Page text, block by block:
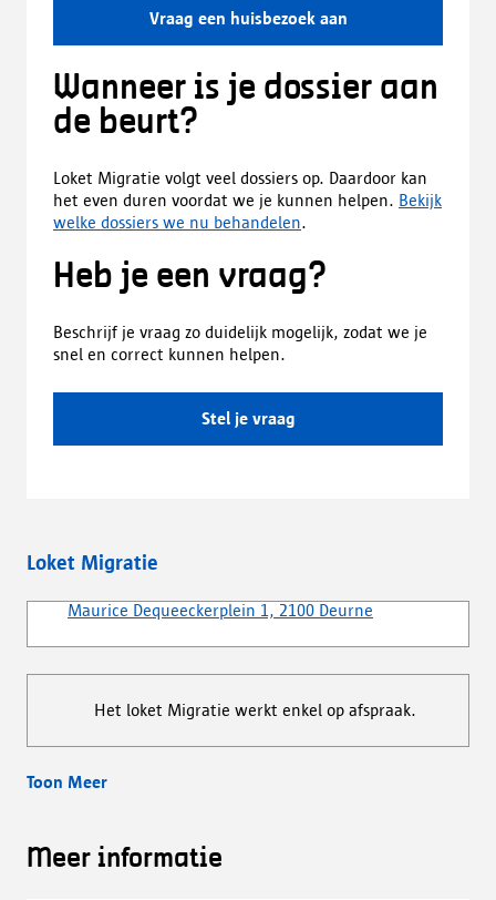
Vraag een huisbezoek aan
Wanneer is je dossier aan
de beurt?
Loket Migratie volgt veel dossiers op. Daardoor kan
het even duren voordat we je kunnen helpen. Bekijk
welke dossiers we nu behandelen.
Heb je een vraag?
Beschrijf je vraag zo duidelijk mogelijk, zodat we je
snel en correct kunnen helpen.
Stel je vraag
Loket Migratie
Maurice Dequeeckerplein 1, 2100 Deurne
Het loket Migratie werkt enkel op afspraak.
Toon Meer
Meer informatie